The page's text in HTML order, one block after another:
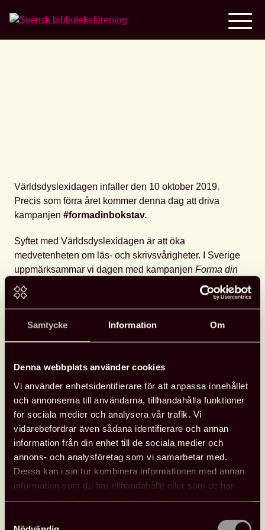
Samtycke Information Om
Denna webbplats använder cookies
Vi använder enhetsidentifierare för att anpassa innehållet
och annonserna till användarna, tillhandahålla funktioner
för sociala medier och analysera vår trafik. Vi
vidarebefordrar även sådana identifierare och annan
information från din enhet till de sociala medier och
annons- och analysföretag som vi samarbetar med.
Dessa kan i sin tur kombinera informationen med annan
information som du har tillhandahållit eller som de har
Världsdyslexidagen infaller den 10 oktober 2019.
Precis som förra året kommer denna dag att driva
kampanjen #formadinbokstav.
Syftet med Världsdyslexidagen är att öka
medvetenheten om läs- och skrivsvårigheter. I Sverige
uppmärksammar vi dagen med kampanjen Forma din
bokstav
på sociala medier. Vi vill locka alla att leka
med bokstävernas former och ljud. Vi vet att den leken
stärker våra barns språkliga förmågor och gör det
lättare för dem att lära sig läsa och skriva. Kampanjen
är också ett sätt att avdramatisera läs- och
Bokstäver kan vara knepiga,
ibland står de inte ens stilla.
Brotta ner bokstav för bokstav
och gör dem till dina.
Skratta åt dem. Älska dem.
Steg för steg kan du erövra språket
och göra det till ditt.
Forma din bokstav nu.